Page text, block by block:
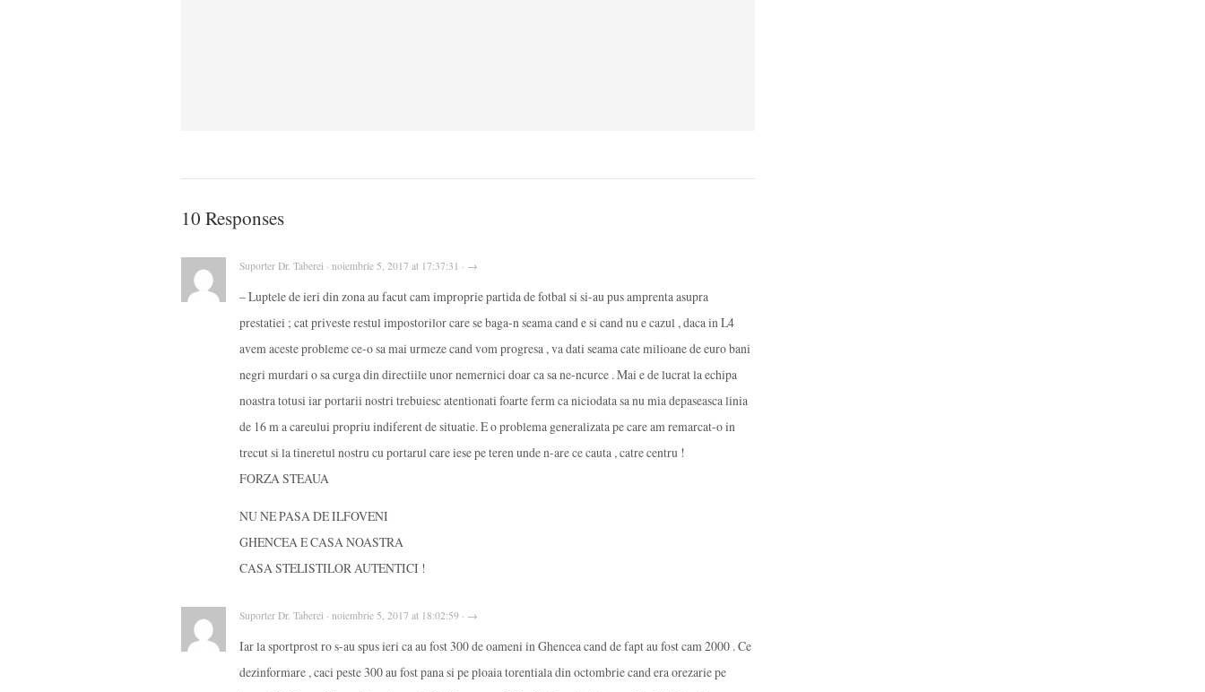
10 Responses
Suporter Dr. Taberei · noiembrie 5, 2017 at 17:37:31 · →
– Luptele de ieri din zona au facut cam improprie partida de fotbal si si-au pus amprenta asupra
prestatiei ; cat priveste restul impostorilor care se baga-n seama cand e si cand nu e cazul , daca in L4
avem aceste probleme ce-o sa mai urmeze cand vom progresa , va dati seama cate milioane de euro bani
negri murdari o sa curga din directiile unor nemernici doar ca sa ne-ncurce . Mai e de lucrat la echipa
noastra totusi iar portarii nostri trebuiesc atentionati foarte ferm ca niciodata sa nu mia depaseasca linia
de 16 m a careului propriu indiferent de situatie. E o problema generalizata pe care am remarcat-o in
trecut si la tineretul nostru cu portarul care iese pe teren unde n-are ce cauta , catre centru !
FORZA STEAUA
NU NE PASA DE ILFOVENI
GHENCEA E CASA NOASTRA
CASA STELISTILOR AUTENTICI !
Suporter Dr. Taberei · noiembrie 5, 2017 at 18:02:59 · →
Iar la sportprost ro s-au spus ieri ca au fost 300 de oameni in Ghencea cand de fapt au fost cam 2000 . Ce
dezinformare , caci peste 300 au fost pana si pe ploaia torentiala din octombrie cand era orezarie pe